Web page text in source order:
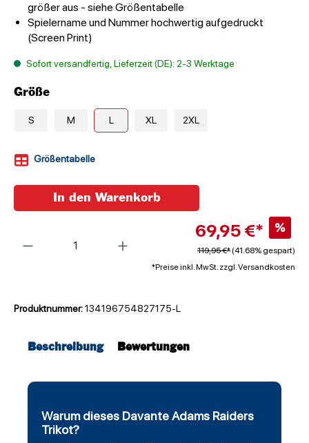
größer aus - siehe Größentabelle
Spielername und Nummer hochwertig aufgedruckt
(Screen Print)
Sofort versandfertig, Lieferzeit (DE): 2-3 Werktage
Größe
S M L XL 2XL
Größentabelle
69,95 €* %
119,95 €* (41.68% gespart)
*Preise inkl. MwSt. zzgl. Versandkosten
In den Warenkorb
Produktnummer:134196754827175-L
Beschreibung Bewertungen
Warum dieses Davante Adams Raiders
Trikot?